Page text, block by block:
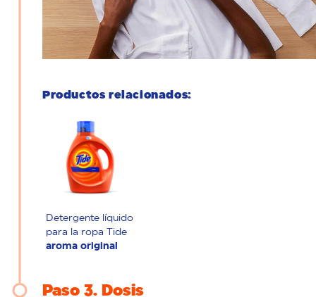
Productos relacionados:
Detergente líquido
para la ropa Tide
aroma original
Paso 3 Dosis